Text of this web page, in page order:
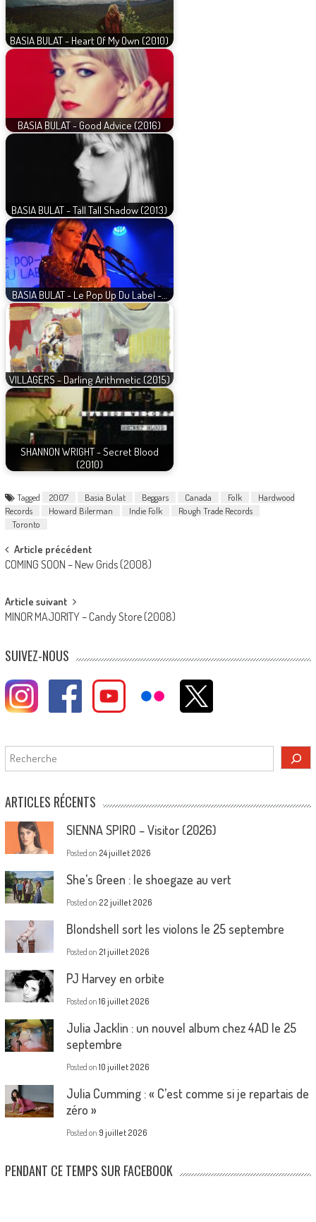
BASIA BULAT - Heart Of My Own (2010)
BASIA BULAT - Good Advice (2016)
BASIA BULAT - Tall Tall Shadow (2013)
BASIA BULAT - Le Pop Up Du Label -…
VILLAGERS - Darling Arithmetic (2015)
SHANNON WRIGHT - Secret Blood
(2010)
Tagged 2007 Basia Bulat Beggars Canada Folk
Hardwood
Records
Howard Bilerman Indie Folk
Rough Trade Records
Toronto
Post
navigation
Article précédent
COMING SOON – New Grids (2008)
Article suivant
MINOR MAJORITY – Candy Store (2008)
SUIVEZ-NOUS
Rechercher
ARTICLES RÉCENTS
SIENNA SPIRO – Visitor (2026)
Posted on 24 juillet 2026
She’s Green : le shoegaze au vert
Posted on 22 juillet 2026
Blondshell sort les violons le 25 septembre
Posted on 21 juillet 2026
PJ Harvey en orbite
Posted on 16 juillet 2026
Julia Jacklin : un nouvel album chez 4AD le 25
septembre
Posted on 10 juillet 2026
Julia Cumming : « C’est comme si je repartais de
zéro »
Posted on 9 juillet 2026
PENDANT CE TEMPS SUR FACEBOOK